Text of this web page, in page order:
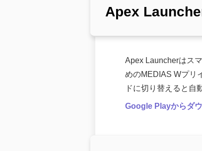
Apex
Apex Launcherはス
めのMEDIAS Wプリ
ドに切り替えると自
Google Playからダ